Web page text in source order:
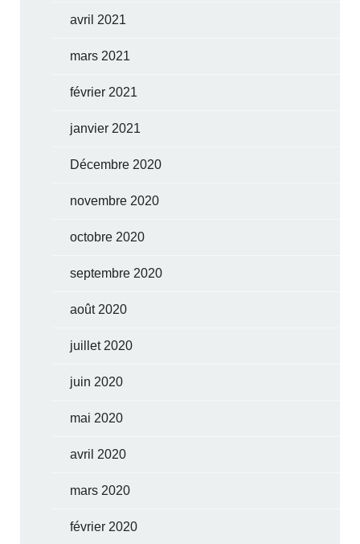
avril 2021
mars 2021
février 2021
janvier 2021
Décembre 2020
novembre 2020
octobre 2020
septembre 2020
août 2020
juillet 2020
juin 2020
mai 2020
avril 2020
mars 2020
février 2020